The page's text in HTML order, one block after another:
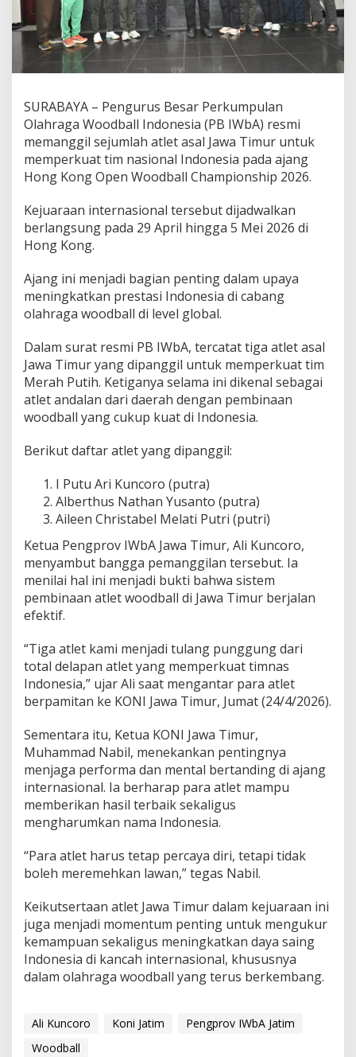
g
l
P
e
u
a
t
i
m
a
s
o
n
g
o
n
g
O
p
n
o
d
b
a
l
l
C
h
a
m
n
s
h
i
0
2
6
SURABAYA – Pengurus Besar Perkumpulan
Olahraga Woodball Indonesia (PB IWbA) resmi
memanggil sejumlah atlet asal Jawa Timur untuk
memperkuat tim nasional Indonesia pada ajang
Hong Kong Open Woodball Championship 2026.
Kejuaraan internasional tersebut dijadwalkan
berlangsung pada 29 April hingga 5 Mei 2026 di
Hong Kong.
Ajang ini menjadi bagian penting dalam upaya
meningkatkan prestasi Indonesia di cabang
olahraga woodball di level global.
Dalam surat resmi PB IWbA, tercatat tiga atlet asal
Jawa Timur yang dipanggil untuk memperkuat tim
Merah Putih. Ketiganya selama ini dikenal sebagai
atlet andalan dari daerah dengan pembinaan
woodball yang cukup kuat di Indonesia.
Berikut daftar atlet yang dipanggil:
I Putu Ari Kuncoro (putra)
Alberthus Nathan Yusanto (putra)
Aileen Christabel Melati Putri (putri)
Ketua Pengprov IWbA Jawa Timur, Ali Kuncoro,
menyambut bangga pemanggilan tersebut. Ia
menilai hal ini menjadi bukti bahwa sistem
pembinaan atlet woodball di Jawa Timur berjalan
efektif.
“Tiga atlet kami menjadi tulang punggung dari
total delapan atlet yang memperkuat timnas
Indonesia,” ujar Ali saat mengantar para atlet
berpamitan ke KONI Jawa Timur, Jumat (24/4/2026).
Sementara itu, Ketua KONI Jawa Timur,
Muhammad Nabil, menekankan pentingnya
menjaga performa dan mental bertanding di ajang
internasional. Ia berharap para atlet mampu
memberikan hasil terbaik sekaligus
mengharumkan nama Indonesia.
“Para atlet harus tetap percaya diri, tetapi tidak
boleh meremehkan lawan,” tegas Nabil.
Keikutsertaan atlet Jawa Timur dalam kejuaraan ini
juga menjadi momentum penting untuk mengukur
kemampuan sekaligus meningkatkan daya saing
Indonesia di kancah internasional, khususnya
dalam olahraga woodball yang terus berkembang.
Ali Kuncoro Koni Jatim
Pengprov IWbA Jatim
Woodball